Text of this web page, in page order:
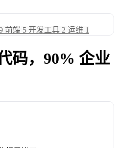
前端 5 开发工具 2 运维 1
码，90% 企业